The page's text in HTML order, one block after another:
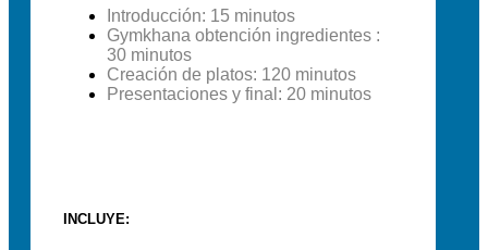
Introducción: 15 minutos
Gymkhana obtención ingredientes :
30 minutos
Creación de platos: 120 minutos
Presentaciones y final: 20 minutos
INCLUYE: